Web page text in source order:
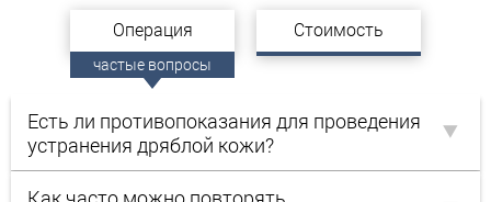
необходимые контакты Вы найдёте на главной
странице нашего сайта!
Операция
частые вопросы
Стоимость
Есть ли противопоказания для проведения
устранения дряблой кожи?